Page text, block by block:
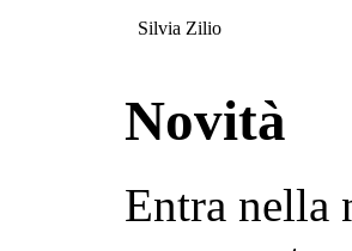
Silvia Zilio
Novità
Entra nella